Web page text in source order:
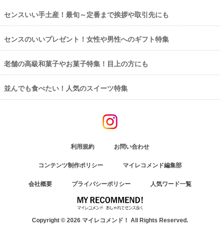
センスいい手土産！最旬～定番まで挨拶や取引先にも
センスのいいプレゼント！女性や男性へのギフト特集
老舗の高級和菓子やお菓子特集！目上の方にも
並んでも食べたい！人気のスイーツ特集
利用規約 お問い合わせ
コンテンツ制作ポリシー マイレコメンド編集部
会社概要 プライバシーポリシー 人気ワード一覧
Copyright © 2026 マイレコメンド！ All Rights Reserved.